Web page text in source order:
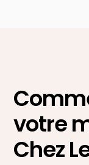
votre
Chez